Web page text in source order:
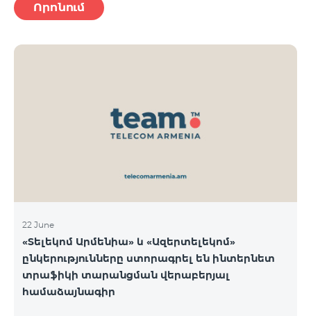
Որոնում
22 June
«Տելեկոմ Արմենիա» և «Ազերտելեկոմ»
ընկերությունները ստորագրել են ինտերնետ
տրաֆիկի տարանցման վերաբերյալ
համաձայնագիր